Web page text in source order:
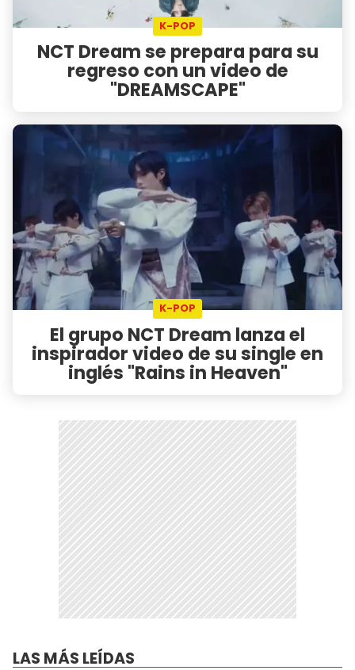
K-POP
NCT Dream se prepara para su
regreso con un video de
"DREAMSCAPE"
K-POP
El grupo NCT Dream lanza el
inspirador video de su single en
inglés "Rains in Heaven"
LAS MÁS LEÍDAS